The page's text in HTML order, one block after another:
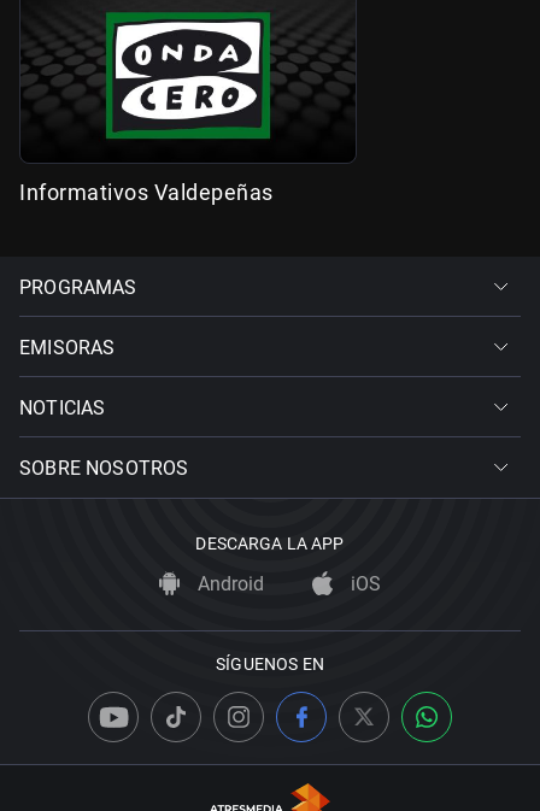
Informativos Valdepeñas
PROGRAMAS
EMISORAS
NOTICIAS
SOBRE NOSOTROS
DESCARGA LA APP
Android iOS
SÍGUENOS EN